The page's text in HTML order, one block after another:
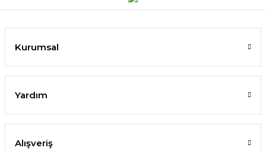
Modern Soyut Siluet Tablosu ve Dekoratif Vazolar El
Kurumsal
Yardım
Alışveriş